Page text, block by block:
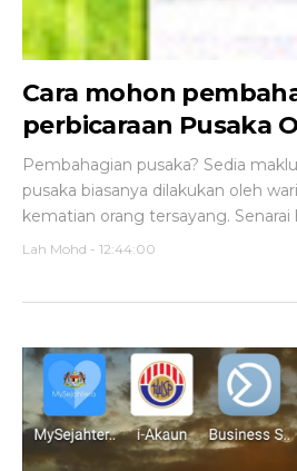
Cara mohon
perbicaraan Pusaka
Pembahagian pusaka? Sedia
pusaka biasanya dilakukan oleh
kematian orang tersayang. Senarai
Lah Mohd - 12:44:00